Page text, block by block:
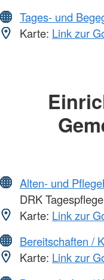
Tages- und
Karte: Link zur
Alten- und
DRK Tagespflege
Karte: Link zur
Bereitschaften /
Karte: Link zur